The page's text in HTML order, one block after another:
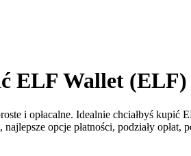
ELF Wallet (ELF)
i opłacalne. Idealnie chciałbyś
opcje płatności, podziały